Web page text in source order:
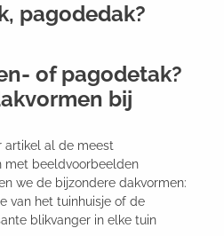
pagodedak?
of pagodetak?
bij
artikel al de meest
met beeldvoorbeelden
we de bijzondere dakvormen:
van het tuinhuisje of de
blikvanger in elke tuin